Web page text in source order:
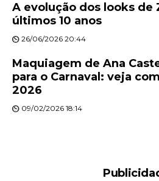
A evolução dos looks de
últimos 10 anos
26/06/2026 20:44
Maquiagem de Ana
para o Carnaval: veja
2026
09/02/2026 18:14